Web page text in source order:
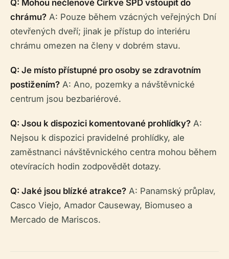
Q: Mohou nečlenové Církve SPD vstoupit do
chrámu? A: Pouze během vzácných veřejných Dní
otevřených dveří; jinak je přístup do interiéru
chrámu omezen na členy v dobrém stavu.
Q: Je místo přístupné pro osoby se zdravotním
postižením? A: Ano, pozemky a návštěvnické
centrum jsou bezbariérové.
Q: Jsou k dispozici komentované prohlídky? A:
Nejsou k dispozici pravidelné prohlídky, ale
zaměstnanci návštěvnického centra mohou během
otevíracích hodin zodpovědět dotazy.
Q: Jaké jsou blízké atrakce? A: Panamský průplav,
Casco Viejo, Amador Causeway, Biomuseo a
Mercado de Mariscos.